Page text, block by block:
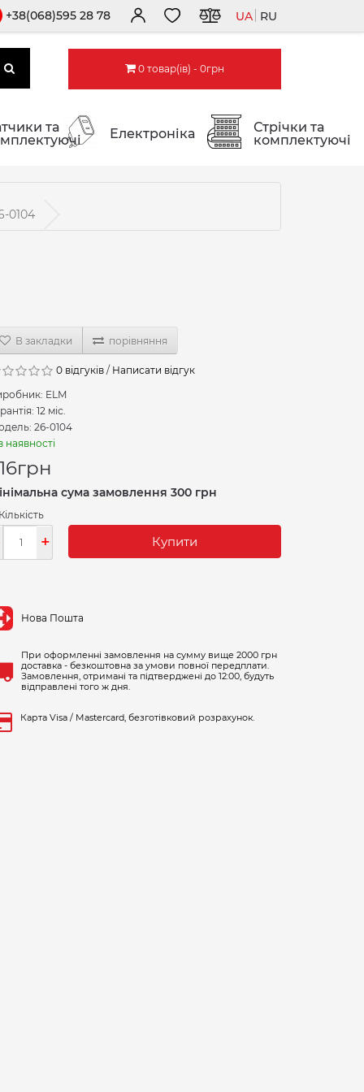
+38(068)595 28 78 UA RU
0 товар(ів) - 0грн
та
Електроніка
Стрічки та
комплектуючі
0104
В закладки порівняння
0 відгуків / Написати відгук
ELM
12 міс.
26-0104
наявності
грн
сума замовлення 300 грн
Кількість
+ Купити
Нова Пошта
При оформленні замовлення на сумму вище 2000 грн
доставка - безкоштовна за умови повної передплати.
Замовлення, отримані та підтверджені до 12:00, будуть
відправлені того ж дня.
Карта Visa / Mastercard, безготівковий розрахунок.